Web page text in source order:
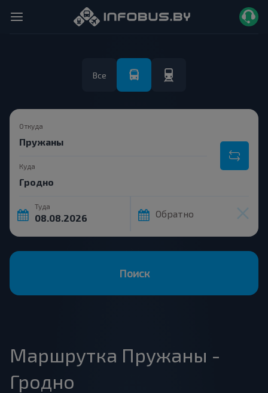
Все
Откуда
Куда
Туда
Обратно
Поиск
Маршрутка Пружаны -
Гродно